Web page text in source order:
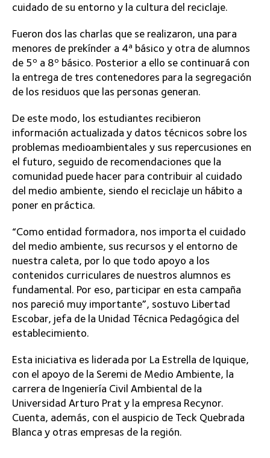
cuidado de su entorno y la cultura del reciclaje.
Fueron dos las charlas que se realizaron, una para
menores de prekínder a 4ª básico y otra de alumnos
de 5º a 8º básico. Posterior a ello se continuará con
la entrega de tres contenedores para la segregación
de los residuos que las personas generan.
De este modo, los estudiantes recibieron
información actualizada y datos técnicos sobre los
problemas medioambientales y sus repercusiones en
el futuro, seguido de recomendaciones que la
comunidad puede hacer para contribuir al cuidado
del medio ambiente, siendo el reciclaje un hábito a
poner en práctica.
“Como entidad formadora, nos importa el cuidado
del medio ambiente, sus recursos y el entorno de
nuestra caleta, por lo que todo apoyo a los
contenidos curriculares de nuestros alumnos es
fundamental. Por eso, participar en esta campaña
nos pareció muy importante”, sostuvo Libertad
Escobar, jefa de la Unidad Técnica Pedagógica del
establecimiento.
Esta iniciativa es liderada por La Estrella de Iquique,
con el apoyo de la Seremi de Medio Ambiente, la
carrera de Ingeniería Civil Ambiental de la
Universidad Arturo Prat y la empresa Recynor.
Cuenta, además, con el auspicio de Teck Quebrada
Blanca y otras empresas de la región.